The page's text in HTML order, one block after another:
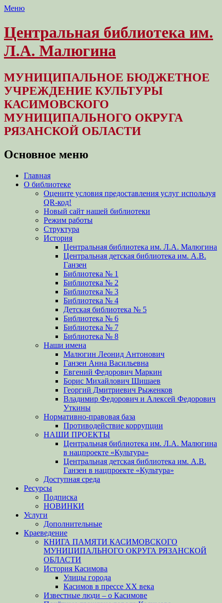
Меню
Центральная библиотека им.
Л.А. Малюгина
МУНИЦИПАЛЬНОЕ БЮДЖЕТНОЕ
УЧРЕЖДЕНИЕ КУЛЬТУРЫ
КАСИМОВСКОГО
МУНИЦИПАЛЬНОГО ОКРУГА
РЯЗАНСКОЙ ОБЛАСТИ
Основное меню
Перейти
содержимому
Главная
О библиотеке
Оцените условия предоставления услуг используя
QR-код!
Новый сайт нашей библиотеки
Режим работы
Структура
История
Центральная библиотека им. Л.А. Малюгина
Центральная детская библиотека им. А.В.
Ганзен
Библиотека № 1
Библиотека № 2
Библиотека № 3
Библиотека № 4
Детская библиотека № 5
Библиотека № 6
Библиотека № 7
Библиотека № 8
Наши имена
Малюгин Леонид Антонович
Ганзен Анна Васильевна
Евгений Федорович Маркин
Борис Михайлович Шишаев
Георгий Дмитриевич Рыженков
Владимир Федорович и Алексей Федорович
Уткины
Нормативно-правовая база
Противодействие коррупции
НАШИ ПРОЕКТЫ
Центральная библиотека им. Л.А. Малюгина
в нацпроекте «Культура»
Центральная детская библиотека им. А.В.
Ганзен в нацпроекте «Культура»
Доступная среда
Ресурсы
Подписка
НОВИНКИ
Услуги
Дополнительные
Краеведение
КНИГА ПАМЯТИ КАСИМОВСКОГО
МУНИЦИПАЛЬНОГО ОКРУГА РЯЗАНСКОЙ
ОБЛАСТИ
История Касимова
Улицы города
Касимов в прессе XX века
Известные люди – о Касимове